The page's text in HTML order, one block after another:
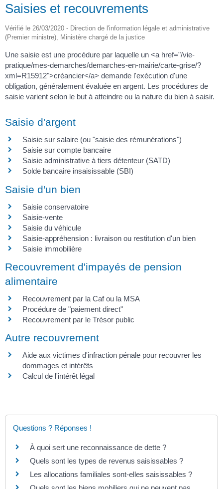
Saisies et recouvrements
Vérifié le 26/03/2020 - Direction de l'information légale et administrative
(Premier ministre), Ministère chargé de la justice
Une saisie est une procédure par laquelle un <a href="/vie-
pratique/mes-demarches/demarches-en-mairie/carte-grise/?
xml=R15912">créancier</a> demande l'exécution d'une
obligation, généralement évaluée en argent. Les procédures de
saisie varient selon le but à atteindre ou la nature du bien à saisir.
Saisie d'argent
Saisie sur salaire (ou "saisie des rémunérations")
Saisie sur compte bancaire
Saisie administrative à tiers détenteur (SATD)
Solde bancaire insaisissable (SBI)
Saisie d'un bien
Saisie conservatoire
Saisie-vente
Saisie du véhicule
Saisie-appréhension : livraison ou restitution d'un bien
Saisie immobilière
Recouvrement d'impayés de pension
alimentaire
Recouvrement par la Caf ou la MSA
Procédure de "paiement direct"
Recouvrement par le Trésor public
Autre recouvrement
Aide aux victimes d'infraction pénale pour recouvrer les
dommages et intérêts
Calcul de l'intérêt légal
Questions ? Réponses !
À quoi sert une reconnaissance de dette ?
Quels sont les types de revenus saisissables ?
Les allocations familiales sont-elles saisissables ?